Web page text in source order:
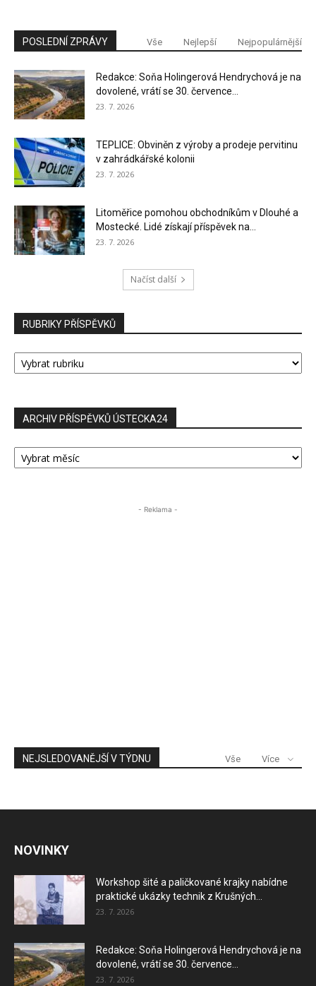
POSLEDNÍ ZPRÁVY Vše Nejlepší Nejpopulárnější
Redakce: Soňa Holingerová Hendrychová je na
dovolené, vrátí se 30. července...
23. 7. 2026
TEPLICE: Obviněn z výroby a prodeje pervitinu
v zahrádkářské kolonii
23. 7. 2026
Litoměřice pomohou obchodníkům v Dlouhé a
Mostecké. Lidé získají příspěvek na...
23. 7. 2026
Načíst další
RUBRIKY PŘÍSPĚVKŮ
RUBRIKY
PŘÍSPĚVKŮ
ARCHIV PŘÍSPĚVKŮ ÚSTECKA24
ARCHIV
PŘÍSPĚVKŮ
- Reklama -
NEJSLEDOVANĚJŠÍ V TÝDNU Vše Více
NOVINKY
Workshop šité a paličkované krajky nabídne
praktické ukázky technik z Krušných...
23. 7. 2026
Redakce: Soňa Holingerová Hendrychová je na
dovolené, vrátí se 30. července...
23. 7. 2026